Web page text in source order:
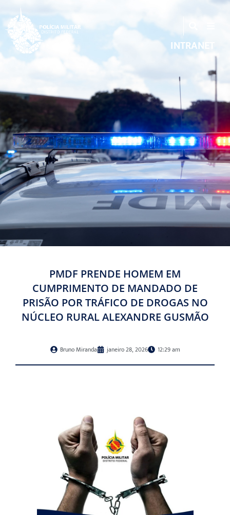
INTRANET
PMDF PRENDE HOMEM EM
CUMPRIMENTO DE MANDADO DE
PRISÃO POR TRÁFICO DE DROGAS NO
NÚCLEO RURAL ALEXANDRE GUSMÃO
Bruno Miranda janeiro 28, 2026 12:29 am